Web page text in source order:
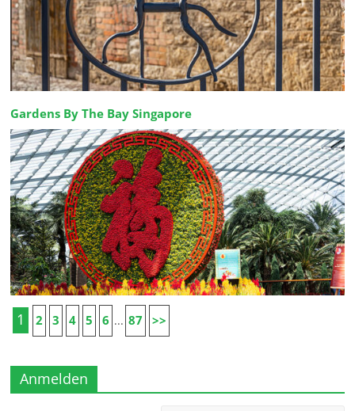
Gardens By The Bay Singapore
1 2 3 4 5 6 ... 87 >>
Anmelden